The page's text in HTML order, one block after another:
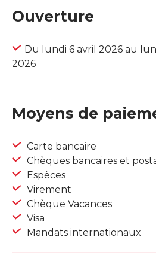
Ouverture
Du lundi 6 avril 2026 au
2026
Moyens de
Carte bancaire
Chèques bancaires et
Espèces
Virement
Chèque Vacances
Visa
Mandats internationaux